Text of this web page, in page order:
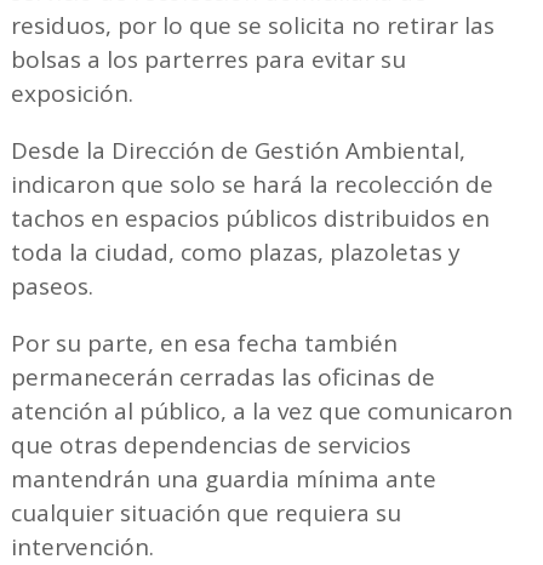
residuos, por lo que se solicita no retirar las
bolsas a los parterres para evitar su
exposición.
Desde la Dirección de Gestión Ambiental,
indicaron que solo se hará la recolección de
tachos en espacios públicos distribuidos en
toda la ciudad, como plazas, plazoletas y
paseos.
Por su parte, en esa fecha también
permanecerán cerradas las oficinas de
atención al público, a la vez que comunicaron
que otras dependencias de servicios
mantendrán una guardia mínima ante
cualquier situación que requiera su
intervención.